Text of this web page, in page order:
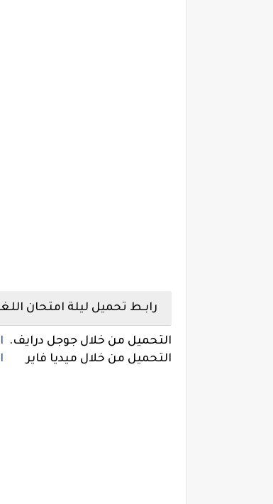
رابـط تحميل ليلة امتحان
التحميل من خلال جوجل درايف.
التحميل من خلال ميديا فاير